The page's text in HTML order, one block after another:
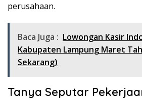
perusahaan.
Baca Juga : Lowongan Kasir
Kabupaten Lampung Maret
Sekarang)
Tanya Seputar